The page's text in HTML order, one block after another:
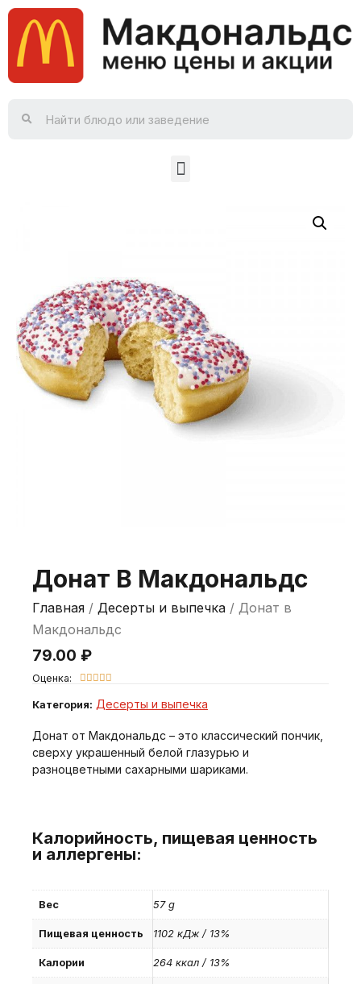
Донат В Макдональдс
Главная / Десерты и выпечка / Донат в
Макдональдс
79.00 ₽
Оценка: 
Категория: Десерты и выпечка
Донат от Макдональдс – это классический пончик,
сверху украшенный белой глазурью и
разноцветными сахарными шариками.
Калорийность, пищевая ценность
и аллергены:
Вес 57 g
Пищевая ценность 1102 кДж / 13%
Калории 264 ккал / 13%